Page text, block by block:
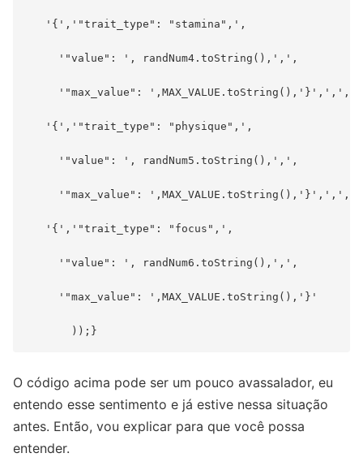
   '{','"trait_type": "stamina",',
     '"value": ', randNum4.toString(),',',
     '"max_value": ',MAX_VALUE.toString(),'}',',',
   '{','"trait_type": "physique",',
     '"value": ', randNum5.toString(),',',
     '"max_value": ',MAX_VALUE.toString(),'}',',',
   '{','"trait_type": "focus",',
     '"value": ', randNum6.toString(),',',
     '"max_value": ',MAX_VALUE.toString(),'}'
O código acima pode ser um pouco avassalador, eu
entendo esse sentimento e já estive nessa situação
antes. Então, vou explicar para que você possa
entender.